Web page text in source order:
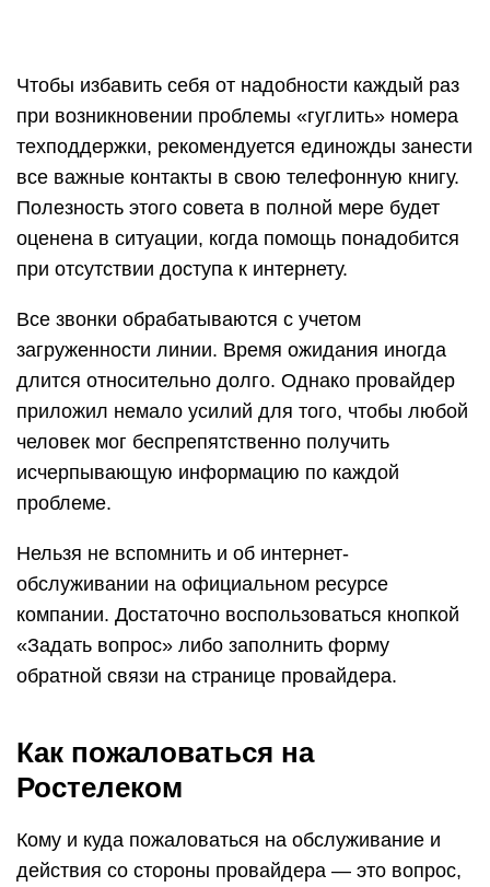
Чтобы избавить себя от надобности каждый раз
при возникновении проблемы «гуглить» номера
техподдержки, рекомендуется единожды занести
все важные контакты в свою телефонную книгу.
Полезность этого совета в полной мере будет
оценена в ситуации, когда помощь понадобится
при отсутствии доступа к интернету.
Все звонки обрабатываются с учетом
загруженности линии. Время ожидания иногда
длится относительно долго. Однако провайдер
приложил немало усилий для того, чтобы любой
человек мог беспрепятственно получить
исчерпывающую информацию по каждой
проблеме.
Нельзя не вспомнить и об интернет-
обслуживании на официальном ресурсе
компании. Достаточно воспользоваться кнопкой
«Задать вопрос» либо заполнить форму
обратной связи на странице провайдера.
Как пожаловаться на
Ростелеком
Кому и куда пожаловаться на обслуживание и
действия со стороны провайдера — это вопрос,